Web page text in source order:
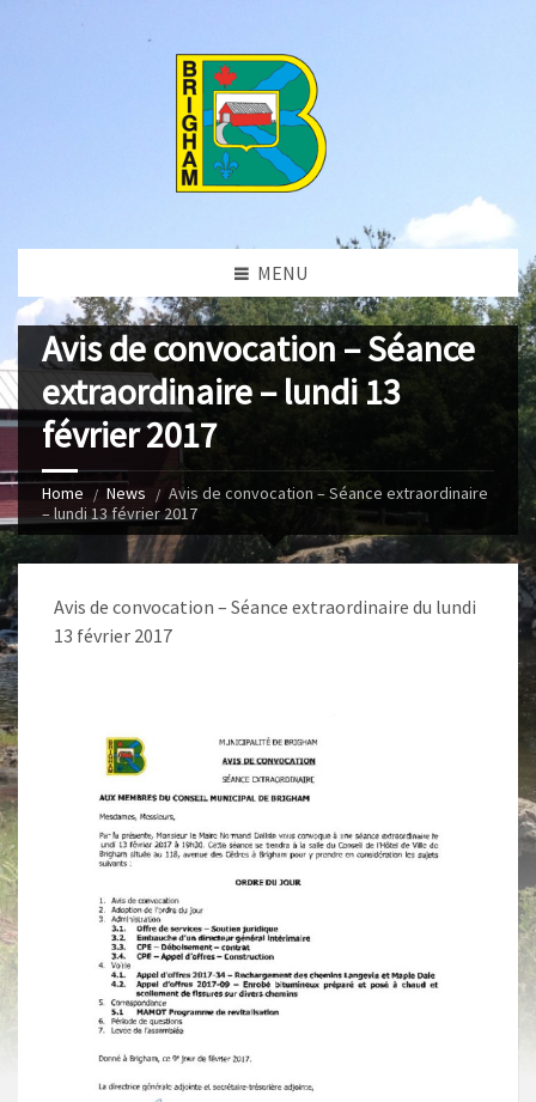
MENU
Avis de convocation – Séance
extraordinaire – lundi 13
février 2017
Home News
Avis de convocation – Séance extraordinaire
– lundi 13 février 2017
Avis de convocation – Séance extraordinaire du lundi
13 février 2017